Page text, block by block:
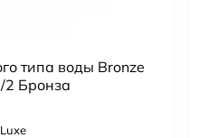
типа воды Bronze
2 Бронза